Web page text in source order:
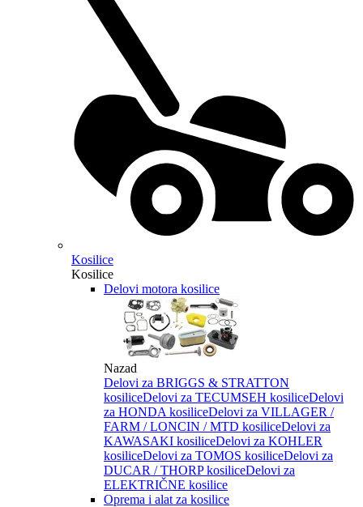
Kosilice
Kosilice
Delovi motora kosilice
Nazad
Delovi za BRIGGS & STRATTON
kosiliceDelovi za TECUMSEH kosiliceDelovi
za HONDA kosiliceDelovi za VILLAGER /
FARM / LONCIN / MTD kosiliceDelovi za
KAWASAKI kosiliceDelovi za KOHLER
kosiliceDelovi za TOMOS kosiliceDelovi za
DUCAR / THORP kosiliceDelovi za
ELEKTRIČNE kosilice
Oprema i alat za kosilice